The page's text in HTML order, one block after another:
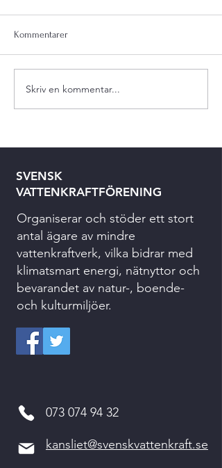
Kommentarer
Skriv en kommentar...
SVENSK
VATTENKRAFTFÖRENING
Organiserar och stöder ett stort
antal ägare av mindre
vattenkraftverk, vilka bidrar med
klimatsmart energi, nätnyttor och
bevarandet av natur-, boende-
och kulturmiljöer.
073 074 94 32
kansliet@svenskvattenkraft.se